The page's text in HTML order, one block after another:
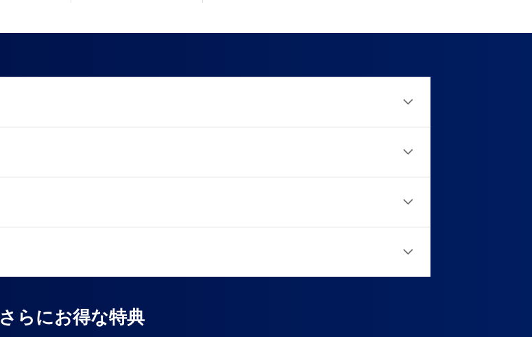
さらにお得な特典